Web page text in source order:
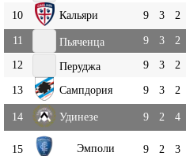
10
Кальяри 9 3 2
11
Пьяченца 9 3 2
12
Перуджа 9 3 2
13
Сампдория 9 3 2
14 Удинезе 9 2 4
15 Эмполи 9 2 3